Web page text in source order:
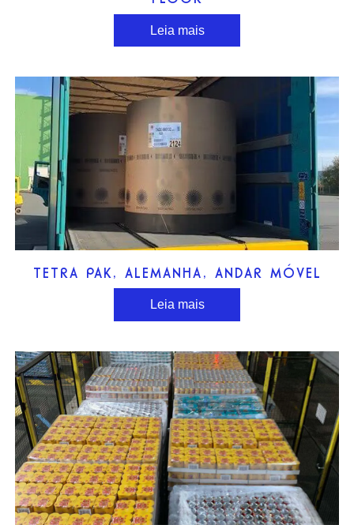
Leia mais
TETRA PAK, ALEMANHA, ANDAR MÓVEL
Leia mais